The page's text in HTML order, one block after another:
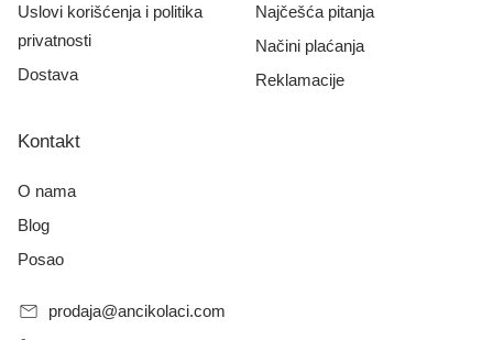
Uslovi korišćenja i politika
privatnosti
Dostava
Najčešća pitanja
Načini plaćanja
Reklamacije
Kontakt
O nama
Blog
Posao
prodaja@ancikolaci.com